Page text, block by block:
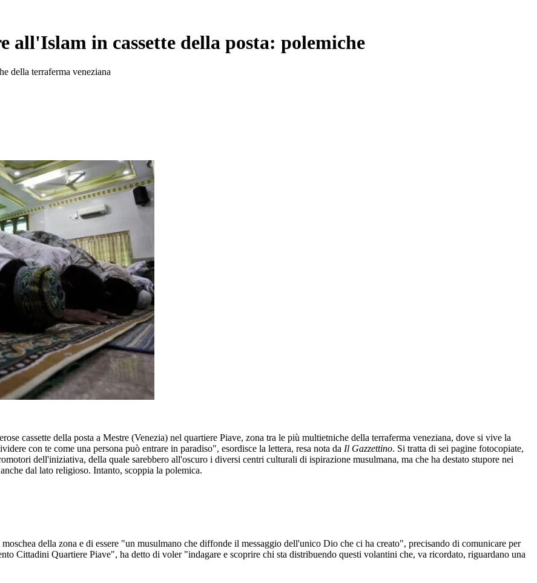
all'Islam in cassette della posta: polemiche
della terraferma veneziana
cassette della posta a Mestre (Venezia) nel quartiere Piave, zona tra le più multietniche della terraferma veneziana, dove si vive la
con te come una persona può entrare in paradiso", esordisce la lettera, resa nota da Il Gazzettino. Si tratta di sei pagine fotocopiate,
dell'iniziativa, della quale sarebbero all'oscuro i diversi centri culturali di ispirazione musulmana, ma che ha destato stupore nei
dal lato religioso. Intanto, scoppia la polemica.
della zona e di essere "un musulmano che diffonde il messaggio dell'unico Dio che ci ha creato", precisando di comunicare per
Cittadini Quartiere Piave", ha detto di voler "indagare e scoprire chi sta distribuendo questi volantini che, va ricordato, riguardano una